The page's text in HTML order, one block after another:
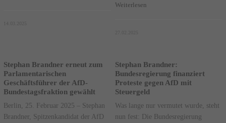
14.03.2025
Weiterlesen
Stephan Brandner erneut zum
Parlamentarischen
Geschäftsführer der AfD-
Bundestagsfraktion gewählt
Berlin, 25. Februar 2025 – Stephan
Brandner, Spitzenkandidat der AfD
Stephan Brandner:
Bundesregierung finanziert
Proteste gegen AfD mit
Steuergeld
Was lange nur vermutet wurde, steht
nun fest: Die Bundesregierung